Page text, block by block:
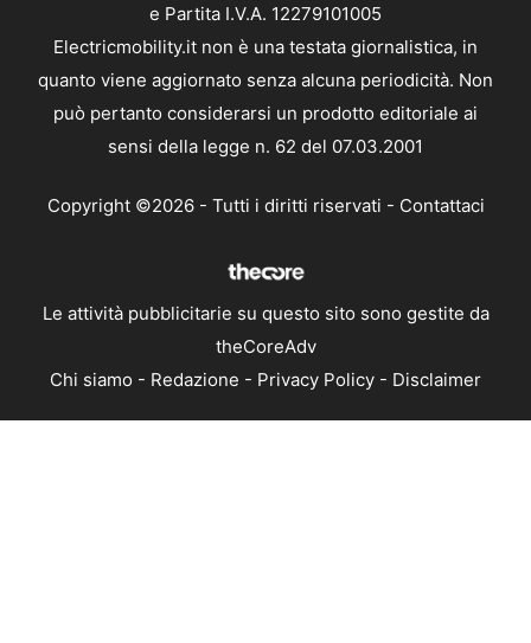
e Partita I.V.A. 12279101005
Electricmobility.it non è una testata giornalistica, in
quanto viene aggiornato senza alcuna periodicità. Non
può pertanto considerarsi un prodotto editoriale ai
sensi della legge n. 62 del 07.03.2001
Copyright ©2026 - Tutti i diritti riservati - Contattaci
Le attività pubblicitarie su questo sito sono gestite da
theCoreAdv
Chi siamo - Redazione - Privacy Policy - Disclaimer